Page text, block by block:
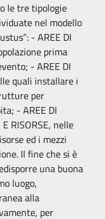
le tre tipologie
nel modello
- AREE DI
prima
- AREE DI
quali installare i
per
- AREE DI
RISORSE, nelle
ed i mezzi
Il fine che si è
una buona
luogo,
alla
per